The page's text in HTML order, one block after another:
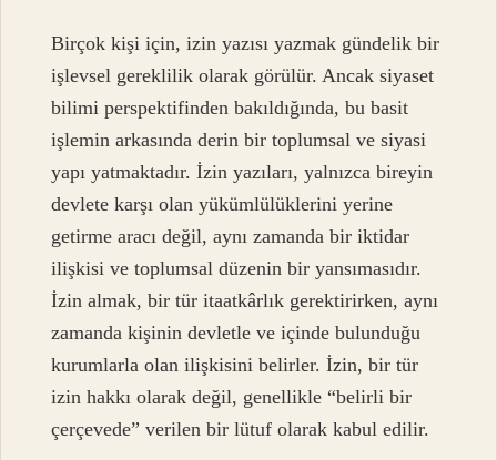
Birçok kişi için, izin yazısı yazmak gündelik bir
işlevsel gereklilik olarak görülür. Ancak siyaset
bilimi perspektifinden bakıldığında, bu basit
işlemin arkasında derin bir toplumsal ve siyasi
yapı yatmaktadır. İzin yazıları, yalnızca bireyin
devlete karşı olan yükümlülüklerini yerine
getirme aracı değil, aynı zamanda bir iktidar
ilişkisi ve toplumsal düzenin bir yansımasıdır.
İzin almak, bir tür itaatkârlık gerektirirken, aynı
zamanda kişinin devletle ve içinde bulunduğu
kurumlarla olan ilişkisini belirler. İzin, bir tür
izin hakkı olarak değil, genellikle “belirli bir
çerçevede” verilen bir lütuf olarak kabul edilir.